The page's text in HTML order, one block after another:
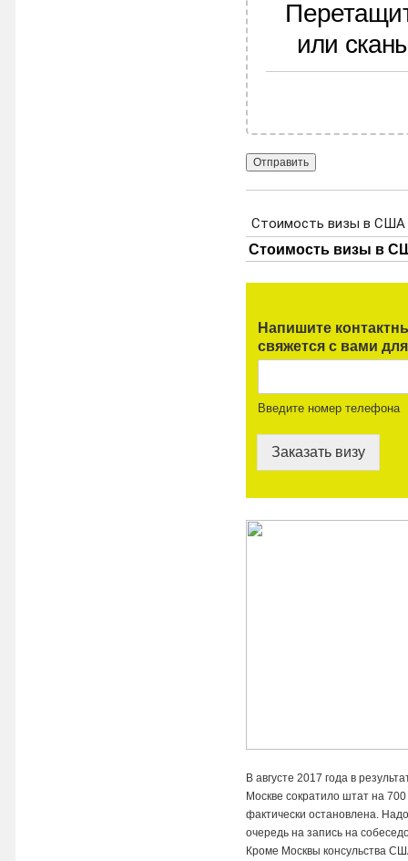
или
Напишите
свяжется с вами
Введите номер телефона
Заказать визу
В августе 2017 года в
Москве сократило штат на
фактически остановлена.
очередь на запись на
Кроме Москвы консульства